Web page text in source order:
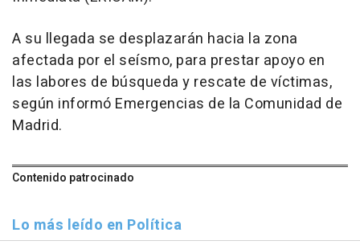
A su llegada se desplazarán hacia la zona
afectada por el seísmo, para prestar apoyo en
las labores de búsqueda y rescate de víctimas,
según informó Emergencias de la Comunidad de
Madrid.
Contenido patrocinado
Lo más leído en Política